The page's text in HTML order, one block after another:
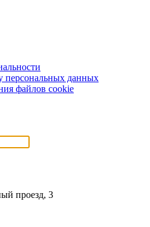
персональных данных
файлов сookie
проезд, 3